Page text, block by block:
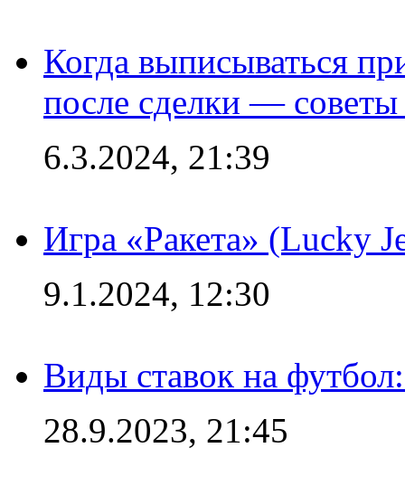
Когда выписываться
после сделки —
6.3.2024, 21:39
Игра «Ракета» (Lucky
9.1.2024, 12:30
Виды ставок на
28.9.2023, 21:45